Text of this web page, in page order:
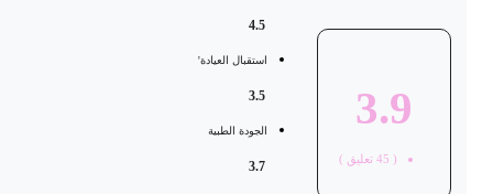
3.9
45 تعليق )
استقبال العيادة'
الجودة الطبية